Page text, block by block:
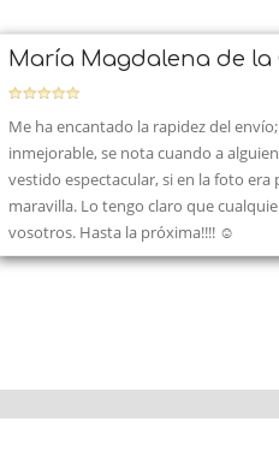
María Magdalena de la
Me ha encantado la rapidez del
inmejorable, se nota cuando a
vestido espectacular, si en la foto era
maravilla. Lo tengo claro que
vosotros. Hasta la próxima!!!! ☺️